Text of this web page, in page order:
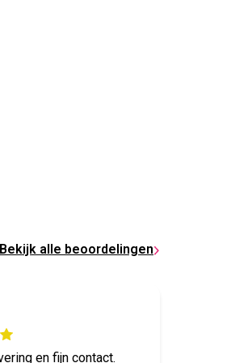
Bekijk alle beoordelingen
en fijn contact.